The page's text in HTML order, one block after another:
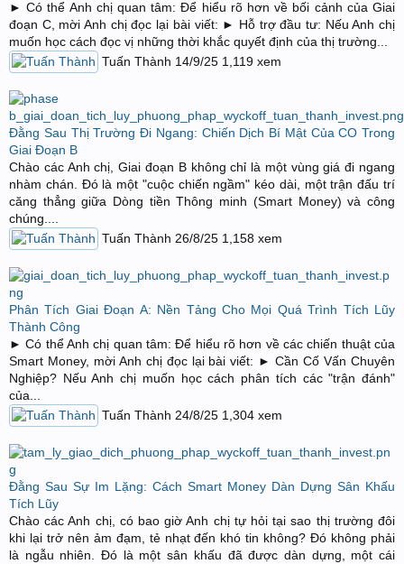
► Có thể Anh chị quan tâm: Để hiểu rõ hơn về bối cảnh của Giai
đoạn C, mời Anh chị đọc lại bài viết: ► Hỗ trợ đầu tư: Nếu Anh chị
muốn học cách đọc vị những thời khắc quyết định của thị trường...
Tuấn Thành 14/9/25 1,119 xem
Đằng Sau Thị Trường Đi Ngang: Chiến Dịch Bí Mật Của CO Trong
Giai Đoạn B
Chào các Anh chị, Giai đoạn B không chỉ là một vùng giá đi ngang
nhàm chán. Đó là một "cuộc chiến ngầm" kéo dài, một trận đấu trí
căng thẳng giữa Dòng tiền Thông minh (Smart Money) và công
chúng....
Tuấn Thành 26/8/25 1,158 xem
Phân Tích Giai Đoạn A: Nền Tảng Cho Mọi Quá Trình Tích Lũy
Thành Công
► Có thể Anh chị quan tâm: Để hiểu rõ hơn về các chiến thuật của
Smart Money, mời Anh chị đọc lại bài viết: ► Cần Cố Vấn Chuyên
Nghiệp? Nếu Anh chị muốn học cách phân tích các "trận đánh"
của...
Tuấn Thành 24/8/25 1,304 xem
Đằng Sau Sự Im Lặng: Cách Smart Money Dàn Dựng Sân Khấu
Tích Lũy
Chào các Anh chị, có bao giờ Anh chị tự hỏi tại sao thị trường đôi
khi lại trở nên ảm đạm, tẻ nhạt đến khó tin không? Đó không phải
là ngẫu nhiên. Đó là một sân khấu đã được dàn dựng, một cái